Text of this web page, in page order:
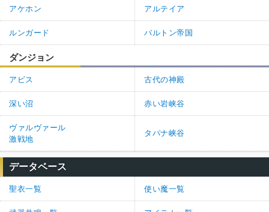
アケホン アルテイア
ルンガード バルトン帝国
ダンジョン
アビス 古代の神殿
深い沼 赤い岩峡谷
ヴァルヴァール
激戦地
タパナ峡谷
データベース
聖衣一覧 使い魔一覧